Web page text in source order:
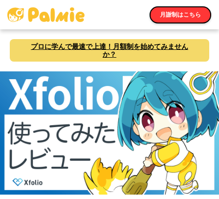
月謝制はこちら
プロに学んで最速で上達！月額制を始めてみません
か？